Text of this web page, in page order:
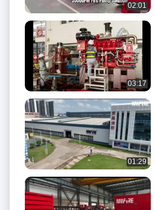
02:01
03:17
01:29